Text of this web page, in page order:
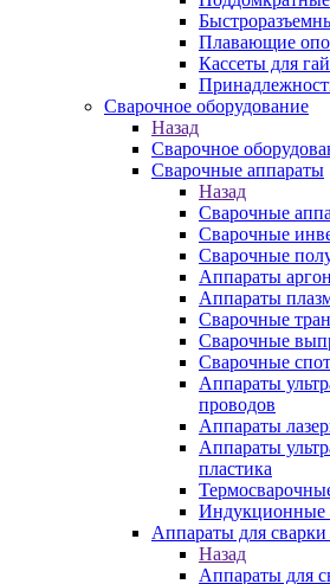
Плавающие
Кассеты для
Сварочное оборудование
Назад
Сварочное
Сварочные аппараты
Назад
Сварочные
Сварочные
Сварочные
Аппараты
Аппараты
Сварочные
Сварочные
Сварочные
Аппараты
проводов
Аппараты
Аппараты
пластика
Индукционные
Аппараты для сварки
Назад
Аппараты для